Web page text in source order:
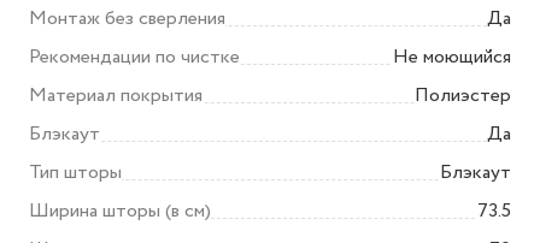
Монтаж без сверления
Да
Рекомендации по чистке
Не моющийся
Материал покрытия
Полиэстер
Блэкаут
Да
Тип шторы
Блэкаут
Ширина шторы (в см)
73.5